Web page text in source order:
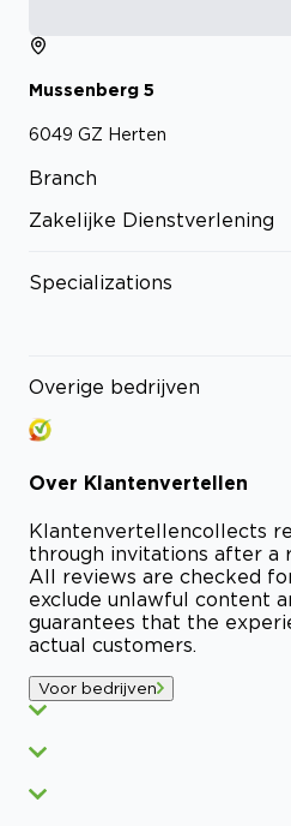
Mussenberg 5
6049 GZ Herten
Branch
Zakelijke Dienstverlening
Specializations
Overige bedrijven
Over Klantenvertellen
Klantenvertellencollects
through invitations after a
All reviews are checked
exclude unlawful content
guarantees that the
actual customers.
Voor bedrijven